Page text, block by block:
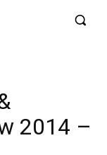
2014 –